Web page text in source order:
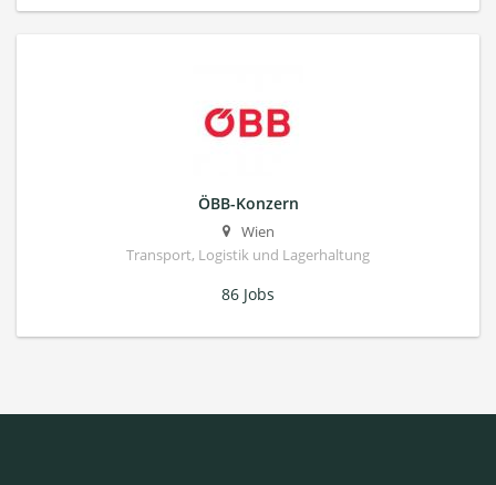
ÖBB-Konzern
Wien
Transport, Logistik und Lagerhaltung
86 Jobs